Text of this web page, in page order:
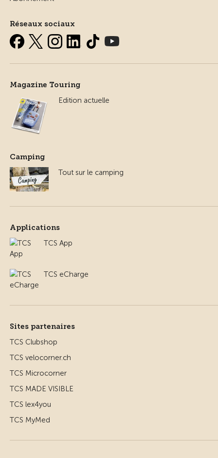
Réseaux sociaux
Magazine Touring
Edition actuelle
Camping
Tout sur le camping
Applications
TCS App
TCS eCharge
Sites partenaires
TCS Clubshop
TCS velocorner.ch
TCS Microcorner
TCS MADE VISIBLE
TCS lex4you
TCS MyMed